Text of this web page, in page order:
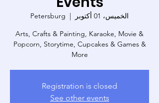
الخميس، 01 أكتوبر
  |
Petersburg
Arts, Crafts & Painting, Karaoke, Movie &
Popcorn, Storytime, Cupcakes & Games &
More
Registration is closed
See other events